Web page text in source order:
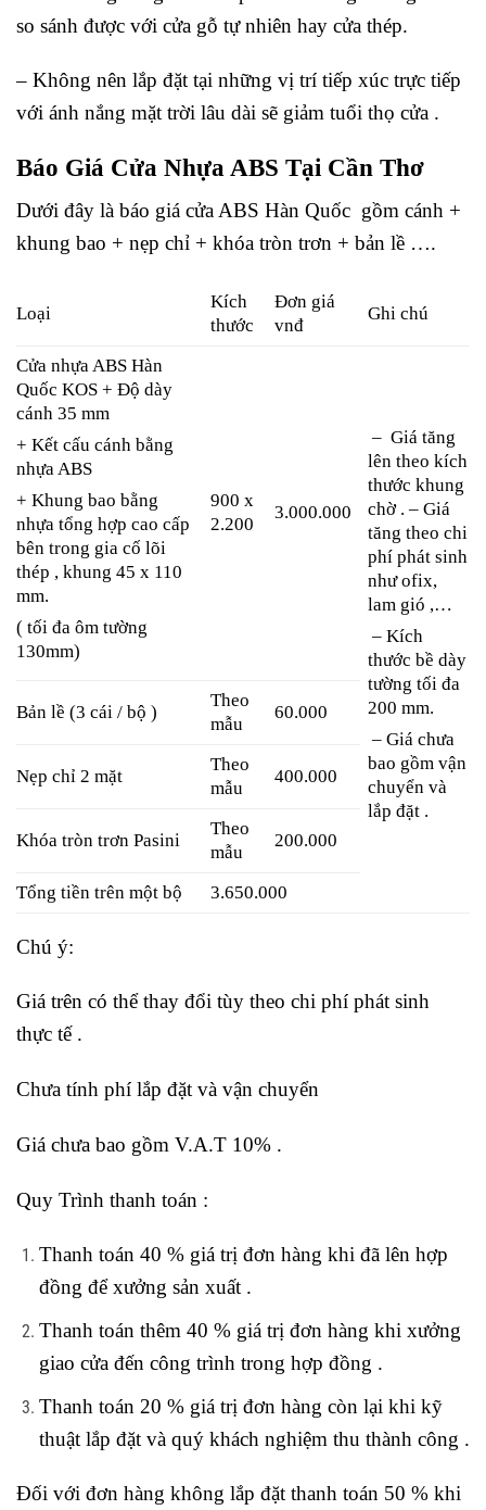
so sánh được với cửa gỗ tự nhiên hay cửa thép.
– Không nên lắp đặt tại những vị trí tiếp xúc trực tiếp
với ánh nắng mặt trời lâu dài sẽ giảm tuổi thọ cửa .
Báo Giá Cửa Nhựa ABS Tại Cần Thơ
Dưới đây là báo giá cửa ABS Hàn Quốc gồm cánh +
khung bao + nẹp chỉ + khóa tròn trơn + bản lề ….
Loại
Kích
thước
Đơn giá
vnđ
Ghi chú
Cửa nhựa ABS Hàn
Quốc KOS + Độ dày
cánh 35 mm
+ Kết cấu cánh bằng
nhựa ABS
+ Khung bao bằng
nhựa tổng hợp cao cấp
bên trong gia cố lõi
thép , khung 45 x 110
mm.
( tối đa ôm tường
130mm)
900 x
2.200
3.000.000
– Giá tăng
lên theo kích
thước khung
chờ . – Giá
tăng theo chi
phí phát sinh
như ofix,
lam gió ,…
– Kích
thước bề dày
tường tối đa
200 mm.
– Giá chưa
bao gồm vận
chuyển và
lắp đặt .
Bản lề (3 cái / bộ )
Theo
mẫu
60.000
Nẹp chỉ 2 mặt
Theo
mẫu
400.000
Khóa tròn trơn Pasini
Theo
mẫu
200.000
Tổng tiền trên một bộ 3.650.000
Chú ý:
Giá trên có thể thay đổi tùy theo chi phí phát sinh
thực tế .
Chưa tính phí lắp đặt và vận chuyển
Giá chưa bao gồm V.A.T 10% .
Quy Trình thanh toán :
Thanh toán 40 % giá trị đơn hàng khi đã lên hợp
đồng để xưởng sản xuất .
Thanh toán thêm 40 % giá trị đơn hàng khi xưởng
giao cửa đến công trình trong hợp đồng .
Thanh toán 20 % giá trị đơn hàng còn lại khi kỹ
thuật lắp đặt và quý khách nghiệm thu thành công .
Đối với đơn hàng không lắp đặt thanh toán 50 % khi